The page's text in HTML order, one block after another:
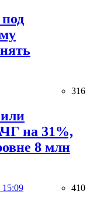
316
на 31%,
8 млн
15:09 410